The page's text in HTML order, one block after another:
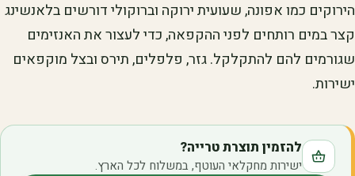
הירוקים כמו אפונה, שעועית ירוקה וברוקולי דורשים בלאנשינג
קצר במים רותחים לפני ההקפאה, כדי לעצור את האנזימים
שגורמים להם להתקלקל. גזר, פלפלים, תירס ובצל מוקפאים
ישירות.
להזמין תוצרת טרייה?
ישירות מחקלאי העוטף, במשלוח לכל הארץ.